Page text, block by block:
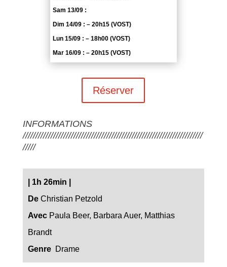
Sam 13/09 :
Dim 14/09 : – 20h15 (VOST)
Lun 15/09 : – 18h00 (VOST)
Mar 16/09 : – 20h15 (VOST)
Réserver
INFORMATIONS
///////////////////////////////////////////////////////////////////////
/////
1h 26min
DeChristian Petzold
AvecPaula Beer, Barbara Auer, Matthias
Brandt
GenreDrame